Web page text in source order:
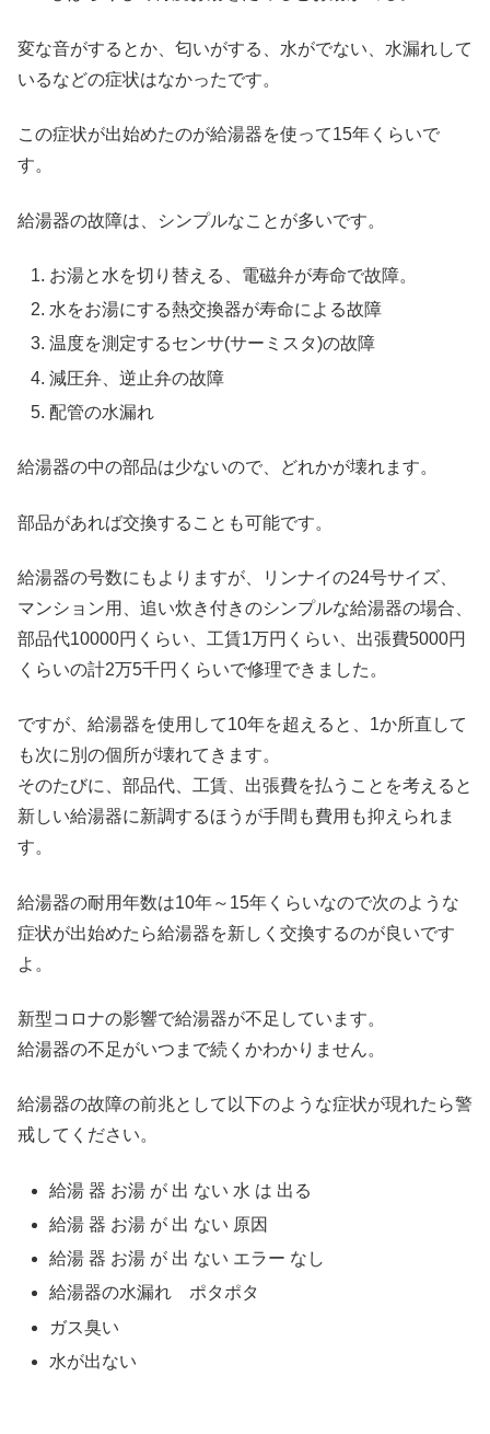
変な音がするとか、匂いがする、水がでない、水漏れして
いるなどの症状はなかったです。
この症状が出始めたのが給湯器を使って15年くらいで
す。
給湯器の故障は、シンプルなことが多いです。
お湯と水を切り替える、電磁弁が寿命で故障。
水をお湯にする熱交換器が寿命による故障
温度を測定するセンサ(サーミスタ)の故障
減圧弁、逆止弁の故障
配管の水漏れ
給湯器の中の部品は少ないので、どれかが壊れます。
部品があれば交換することも可能です。
給湯器の号数にもよりますが、リンナイの24号サイズ、
マンション用、追い炊き付きのシンプルな給湯器の場合、
部品代10000円くらい、工賃1万円くらい、出張費5000円
くらいの計2万5千円くらいで修理できました。
ですが、給湯器を使用して10年を超えると、1か所直して
も次に別の個所が壊れてきます。
そのたびに、部品代、工賃、出張費を払うことを考えると
新しい給湯器に新調するほうが手間も費用も抑えられま
す。
給湯器の耐用年数は10年～15年くらいなので次のような
症状が出始めたら給湯器を新しく交換するのが良いです
よ。
新型コロナの影響で給湯器が不足しています。
給湯器の不足がいつまで続くかわかりません。
給湯器の故障の前兆として以下のような症状が現れたら警
戒してください。
給湯 器 お湯 が 出 ない 水 は 出る
給湯 器 お湯 が 出 ない 原因
給湯 器 お湯 が 出 ない エラー なし
給湯器の水漏れ ポタポタ
ガス臭い
水が出ない